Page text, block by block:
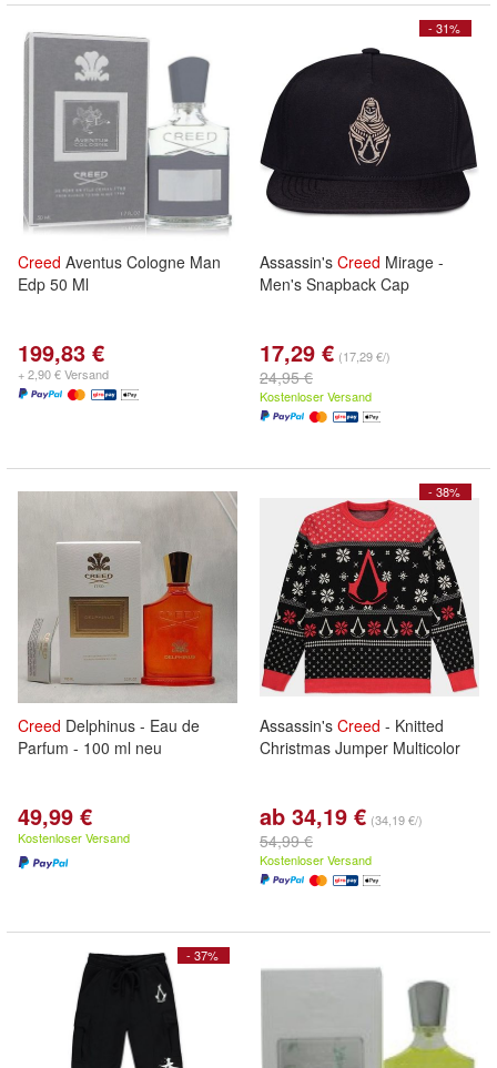
Creed Aventus Cologne Man
Edp 50 Ml
199,83 €
+ 2,90 € Versand
- 31%
Assassin's Creed Mirage -
Men's Snapback Cap
17,29 € (17,29 €/)
24,95 €
Kostenloser Versand
Creed Delphinus - Eau de
Parfum - 100 ml neu
49,99 €
Kostenloser Versand
- 38%
Assassin's Creed - Knitted
Christmas Jumper Multicolor
ab 34,19 € (34,19 €/)
54,99 €
Kostenloser Versand
- 37%